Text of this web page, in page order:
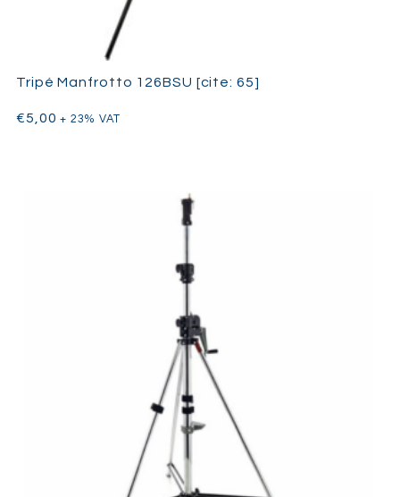
Tripé Manfrotto 126BSU [cite: 65]
€5,00 + 23% VAT